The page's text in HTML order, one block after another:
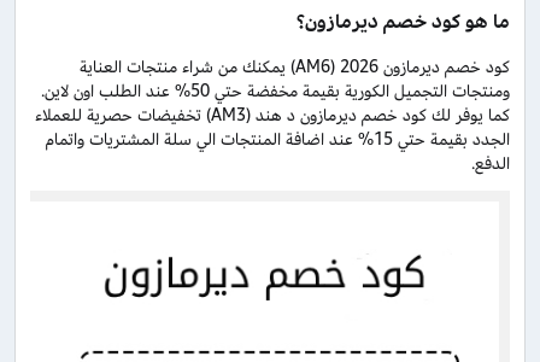
ما هو كود خصم ديرمازون؟
كود خصم ديرمازون 2026 (AM6) يمكنك من شراء منتجات العناية
ومنتجات التجميل الكورية بقيمة مخفضة حتي 50% عند الطلب اون لاين.
كما يوفر لك كود خصم ديرمازون د هند (AM3) تخفيضات حصرية للعملاء
الجدد بقيمة حتي 15% عند اضافة المنتجات الي سلة المشتريات واتمام
الدفع.